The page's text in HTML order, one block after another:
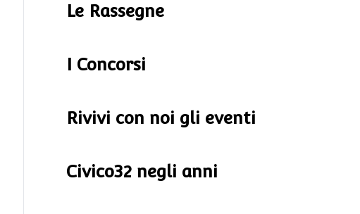
Le Rassegne
I Concorsi
Rivivi con noi gli eventi
Civico32 negli anni